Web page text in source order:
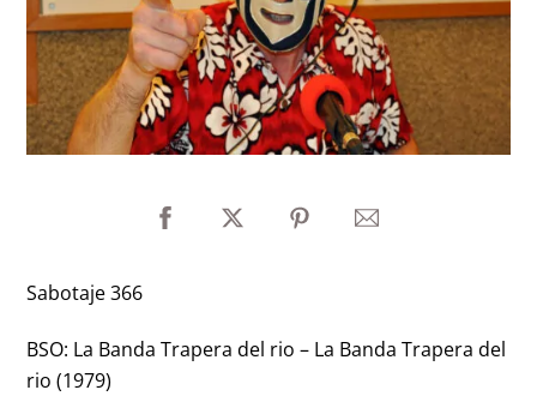
Sabotaje 366
BSO: La Banda Trapera del rio – La Banda Trapera del
rio (1979)